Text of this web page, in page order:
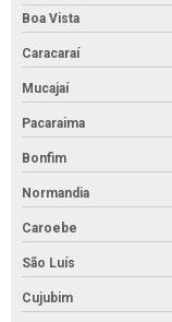
Boa Vista
Caracaraí
Mucajaí
Pacaraima
Bonfim
Normandia
Caroebe
São Luís
Cujubim